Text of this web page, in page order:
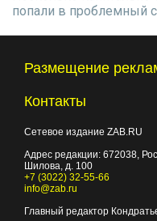
попали в проблемный
Размещение
Контакты
Сетевое издание ZAB.RU
Адрес редакции: 672038,
Шилова, д. 100
+7 (3022) 32-55-66
info@zab.ru
Главный редактор